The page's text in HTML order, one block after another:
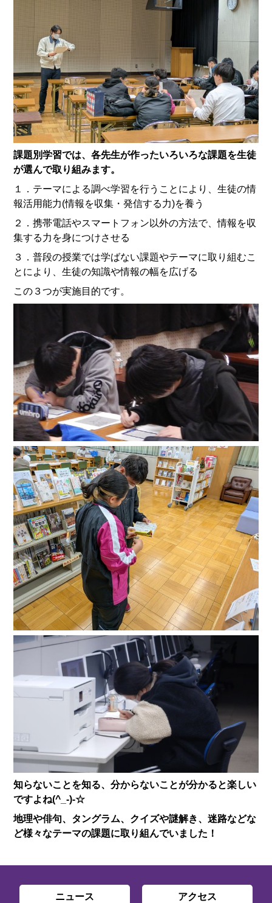
課題別学習では、各先生が作ったいろいろな課題を生徒
が選んで取り組みます。
１．テーマによる調べ学習を行うことにより、生徒の情
報活用能力(情報を収集・発信する力)を養う
２．携帯電話やスマートフォン以外の方法で、情報を収
集する力を身につけさせる
３．普段の授業では学ばない課題やテーマに取り組むこ
とにより、生徒の知識や情報の幅を広げる
この３つが実施目的です。
知らないことを知る、分からないことが分かると楽しい
ですよね(^_-)-☆
地理や俳句、タングラム、クイズや謎解き、迷路などな
ど様々なテーマの課題に取り組んでいました！
ニュース アクセス